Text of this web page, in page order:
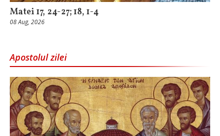
Matei 17, 24-27; 18, 1-4
08 Aug, 2026
Apostolul zilei